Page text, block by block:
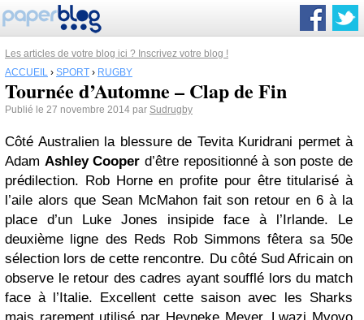
Les articles de votre blog ici ? Inscrivez votre blog !
ACCUEIL › SPORT › RUGBY
Tournée d’Automne – Clap de Fin
Publié le 27 novembre 2014 par Sudrugby
Côté Australien la blessure de Tevita Kuridrani permet à
Adam Ashley Cooper d’être repositionné à son poste de
prédilection. Rob Horne en profite pour être titularisé à
l’aile alors que Sean McMahon fait son retour en 6 à la
place d’un Luke Jones insipide face à l’Irlande. Le
deuxième ligne des Reds Rob Simmons fêtera sa 50e
sélection lors de cette rencontre. Du côté Sud Africain on
observe le retour des cadres ayant soufflé lors du match
face à l’Italie. Excellent cette saison avec les Sharks